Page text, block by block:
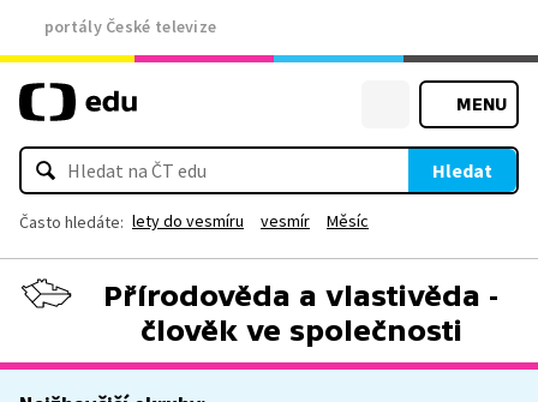
portály České televize
MENU
Hledat
Často hledáte: lety do vesmíru vesmír Měsíc
Přírodověda a vlastivěda -
člověk ve společnosti